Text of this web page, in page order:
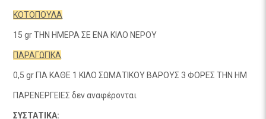
ΚΟΤΟΠΟΥΛΑ
15 gr ΤΗΝ ΗΜΕΡΑ ΣΕ ΕΝΑ ΚΙΛΟ ΝΕΡΟΥ
ΠΑΡΑΓΩΓΙΚΑ
0,5 gr ΓΙΑ ΚΑΘΕ 1 ΚΙΛΟ ΣΩΜΑΤΙΚΟΥ ΒΑΡΟΥΣ 3 ΦΟΡΕΣ ΤΗΝ ΗΜ
ΠΑΡΕΝΕΡΓΕΙΕΣ δεν αναφέρονται
ΣΥΣΤΑΤΙΚΑ: